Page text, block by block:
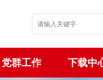
党群工作 下载中